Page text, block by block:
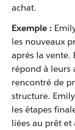
achat.
Exemple :
les nouveaux
après la vente.
répond à leurs
rencontré de
structure.
les étapes
liées au prêt et